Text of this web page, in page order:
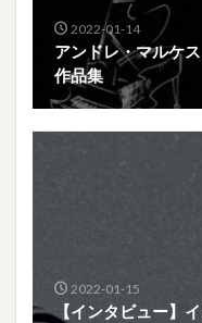
2022-01-14
アンドレ・マルケ
作品集
2022-01-15
【インタビュー】